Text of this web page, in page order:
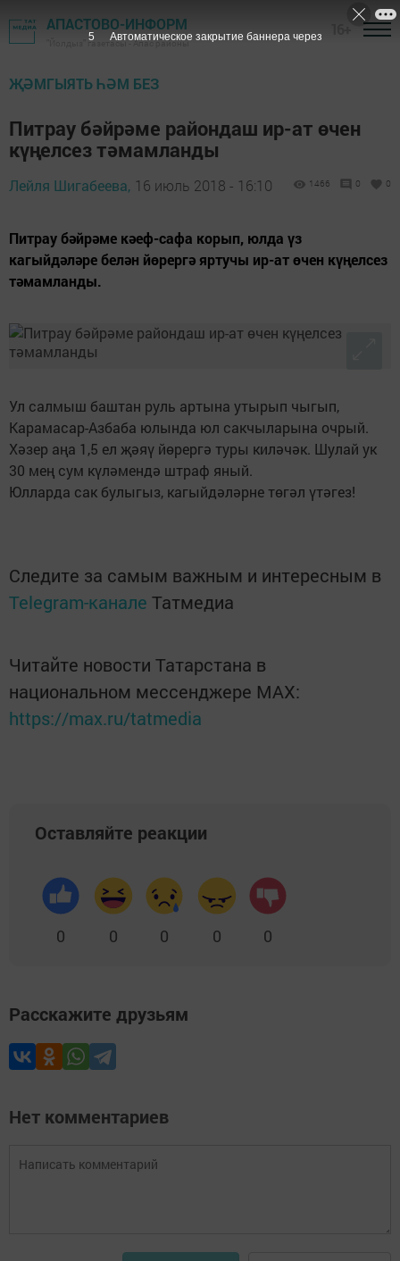
АПАСТОВО-ИНФОРМ
"Йолдыз" газетасы - Апас районы
ҖӘМГЫЯТЬ ҺӘМ БЕЗ
Питрау бәйрәме райондаш ир-ат өчен
күңелсез тәмамланды
Лейля Шигабеева, 16 июль 2018 - 16:10 1466 0 0
Питрау бәйрәме кәеф-сафа корып, юлда үз
кагыйдәләре белән йөрергә яртучы ир-ат өчен күңелсез
тәмамланды.
Ул салмыш баштан руль артына утырып чыгып,
Карамасар-Азбаба юлында юл сакчыларына очрый.
Хәзер аңа 1,5 ел җәяү йөрергә туры киләчәк. Шулай ук
30 мең сум күләмендә штраф яный.
Юлларда сак булыгыз, кагыйдәләрне төгәл үтәгез!
Следите за самым важным и интересным в
Telegram-канале Татмедиа
Читайте новости Татарстана в
национальном мессенджере MАХ:
https://max.ru/tatmedia
Оставляйте реакции
0 0 0 0 0
Расскажите друзьям
Нет комментариев
5 Автоматическое закрытие баннера через